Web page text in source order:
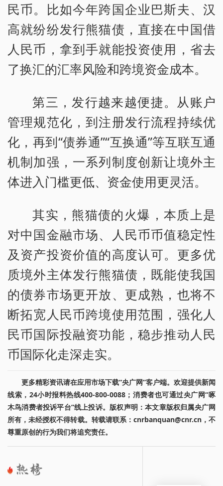
民币。比如今年跨国企业巴斯夫、汉
高就纷纷发行熊猫债，直接在中国借
人民币，拿到手就能投资使用，省去
了换汇的汇率风险和跨境资金成本。
第三，发行越来越便捷。从账户
管理规范化，到注册发行流程持续优
化，再到“债券通”“互换通”等互联互通
机制加强，一系列制度创新让境外主
体进入门槛更低、资金使用更灵活。
其实，熊猫债的火爆，本质上是
对中国金融市场、人民币币值稳定性
及资产投资价值的高度认可。更多优
质境外主体发行熊猫债，既能使我国
的债券市场更开放、更成熟，也将不
断拓宽人民币跨境使用范围，强化人
民币国际投融资功能，稳步推动人民
币国际化走深走实。
更多精彩资讯请在应用市场下载“央广网”客户端。欢迎提供新闻
线索，24小时报料热线400-800-0088；消费者也可通过央广网“啄
木鸟消费者投诉平台”线上投诉。版权声明：本文章版权归属央广网
所有，未经授权不得转载。转载请联系：cnrbanquan@cnr.cn，不
尊重原创的行为我们将追究责任。